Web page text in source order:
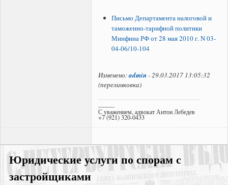
Письмо Департамента налоговой и
таможенно-тарифной политики
Минфина РФ от 28 мая 2010 г. N 03-
04-06/10-104
Изменено:admin- 29.03.2017 13:05:32
(перелинковка)
--------
С уважением, адвокат Антон Лебедев
+7 (921) 320-0433
Юридические услуги по спорам с
застройщиками